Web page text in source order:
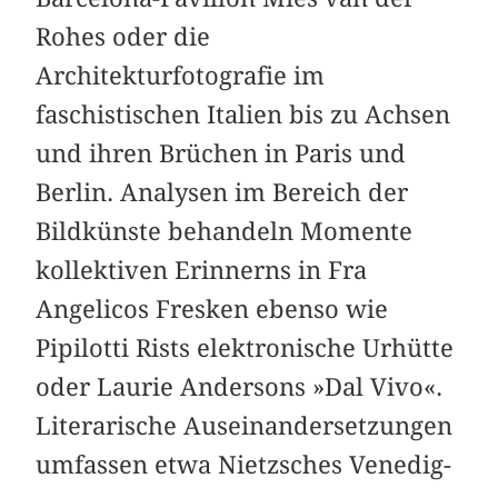
Rohes oder die
Architekturfotografie im
faschistischen Italien bis zu Achsen
und ihren Brüchen in Paris und
Berlin. Analysen im Bereich der
Bildkünste behandeln Momente
kollektiven Erinnerns in Fra
Angelicos Fresken ebenso wie
Pipilotti Rists elektronische Urhütte
oder Laurie Andersons »Dal Vivo«.
Literarische Auseinandersetzungen
umfassen etwa Nietzsches Venedig-